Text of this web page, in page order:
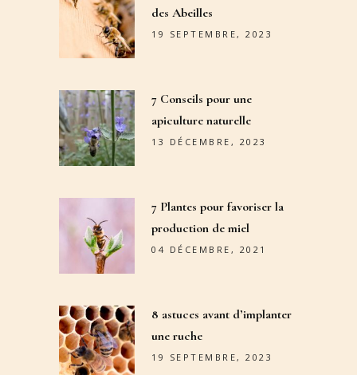
des Abeilles
19 SEPTEMBRE, 2023
7 Conseils pour une
apiculture naturelle
13 DÉCEMBRE, 2023
7 Plantes pour favoriser la
production de miel
04 DÉCEMBRE, 2021
8 astuces avant d’implanter
une ruche
19 SEPTEMBRE, 2023